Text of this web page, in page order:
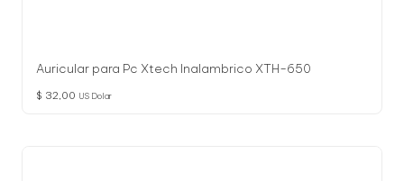
Auricular para Pc Xtech Inalambrico XTH-650
$ 32,00 US Dolar